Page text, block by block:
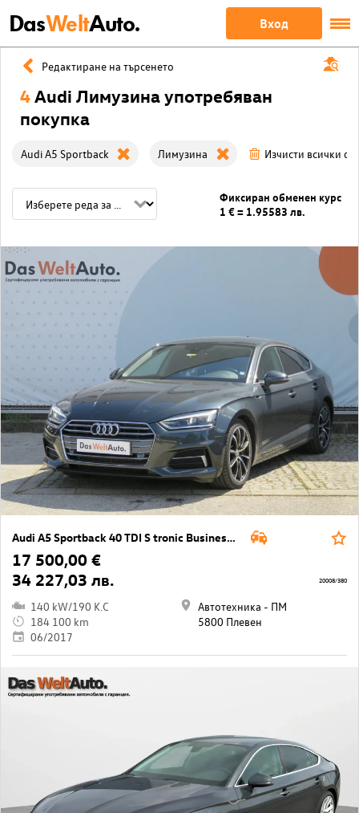
DasWeltAuto. Вход
Редактиране на търсенето
4Audi Лимузина употребяван
покупка
Audi A5 Sportback Лимузина Изчисти всички
Фиксиран обменен курс
1 € = 1.95583 лв.
Audi A5 Sportback 40 TDI S tronic Business Sp
17 500,00 €
34 227,03 лв.
140 kW/190 K.C
184 100 km
06/2017
Автотехника - ПМ
5800 Плевен
20008/380